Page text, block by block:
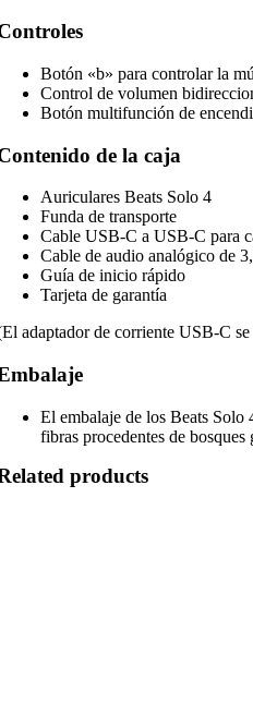
Botón «b» para controlar la
Control de volumen
Botón multifunción de
de la caja
Auriculares Beats Solo 4
Funda de transporte
Cable USB-C a USB-C para
Cable de audio analógico de
Guía de inicio rápido
Tarjeta de garantía
adaptador de corriente USB-C
El embalaje de los Beats Solo
fibras procedentes de
products